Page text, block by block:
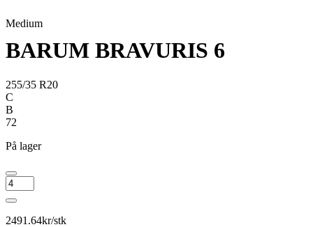
Medium
BARUM BRAVURIS 6
255/35 R20
C
B
72
På lager
BARUM
BRAVURIS
6
antall
2491.64kr/stk